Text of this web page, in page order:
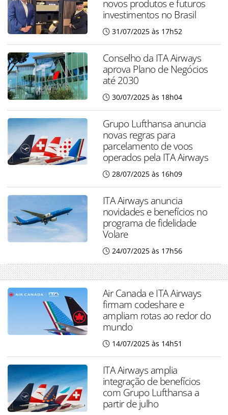
novos produtos e futuros
investimentos no Brasil
31/07/2025 às 17h52
Conselho da ITA Airways
aprova Plano de Negócios
até 2030
30/07/2025 às 18h04
Grupo Lufthansa anuncia
novas regras para
parcelamento de voos
operados pela ITA Airways
28/07/2025 às 16h09
ITA Airways anuncia
novidades e benefícios no
programa de fidelidade
Volare
24/07/2025 às 17h56
Air Canada e ITA Airways
firmam codeshare e
ampliam rotas ao redor do
mundo
14/07/2025 às 14h51
ITA Airways amplia
integração de benefícios
com Grupo Lufthansa a
partir de julho